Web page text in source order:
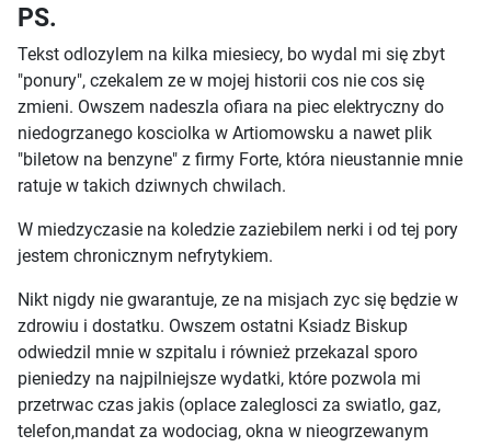
PS.
Tekst odlozylem na kilka miesiecy, bo wydal mi się zbyt
"ponury", czekalem ze w mojej historii cos nie cos się
zmieni. Owszem nadeszla ofiara na piec elektryczny do
niedogrzanego kosciolka w Artiomowsku a nawet plik
"biletow na benzyne" z firmy Forte, która nieustannie mnie
ratuje w takich dziwnych chwilach.
W miedzyczasie na koledzie zaziebilem nerki i od tej pory
jestem chronicznym nefrytykiem.
Nikt nigdy nie gwarantuje, ze na misjach zyc się będzie w
zdrowiu i dostatku. Owszem ostatni Ksiadz Biskup
odwiedzil mnie w szpitalu i również przekazal sporo
pieniedzy na najpilniejsze wydatki, które pozwola mi
przetrwac czas jakis (oplace zaleglosci za swiatlo, gaz,
telefon,mandat za wodociag, okna w nieogrzewanym